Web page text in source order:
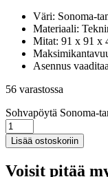
Väri: Sonoma-
Materiaali:
Mitat: 91 x 91 x
Asennus
56 varastossa
Sohvapöytä Sonoma-
Lisää ostoskoriin
Voisit pitää